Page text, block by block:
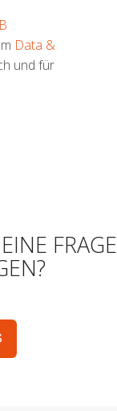
Data &
und für
FRAGE